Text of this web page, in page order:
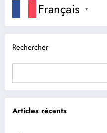
Français ▼
Rechercher
Articles récents